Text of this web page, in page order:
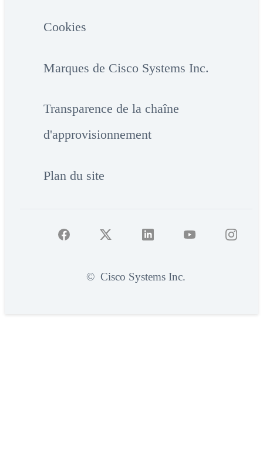
Cookies
Marques de Cisco Systems Inc.
Transparence de la chaîne
d'approvisionnement
Plan du site
© Cisco Systems Inc.